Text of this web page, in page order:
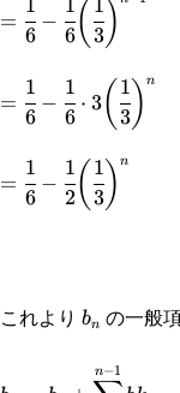
{3}\bigg)^{n-
1}\bigg\}
\bigg(\cfrac{1}
{3}\bigg)^{n-
1}\bigg\}
=\cfrac{1}{6}-
\cfrac{1}
{6}\bigg(\cfrac{1}
{3}\bigg)^{n-1}
=
6
1
−
6
1( 3
1 )
=\cfrac{1}{6}-
{3}\bigg)^n
=
6
1
−
6
1
⋅ 3( 3
1) n
=\cfrac{1}{6}-
\cfrac{1}
=
6
1
−
2
1( 3
1 ) n
これより b_n
bn の一般
\displaystyle
n−1